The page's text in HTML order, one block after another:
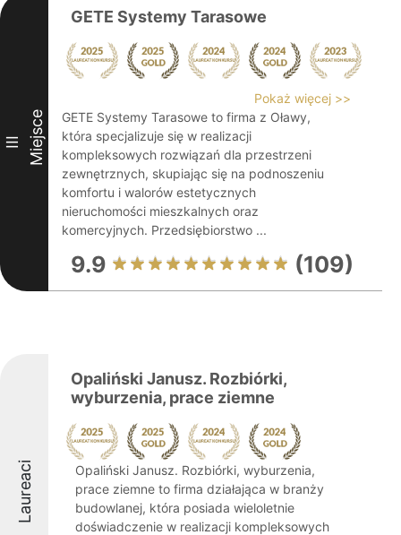
III Miejsce
GETE Systemy Tarasowe
Pokaż więcej >>
GETE Systemy Tarasowe to firma z Oławy,
która specjalizuje się w realizacji
kompleksowych rozwiązań dla przestrzeni
zewnętrznych, skupiając się na podnoszeniu
komfortu i walorów estetycznych
nieruchomości mieszkalnych oraz
komercyjnych. Przedsiębiorstwo ...
9.9 (109)
Laureaci
Opaliński Janusz. Rozbiórki,
wyburzenia, prace ziemne
Opaliński Janusz. Rozbiórki, wyburzenia,
prace ziemne to firma działająca w branży
budowlanej, która posiada wieloletnie
doświadczenie w realizacji kompleksowych